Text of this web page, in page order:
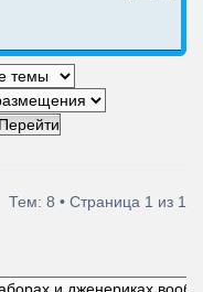
Тем: 8 • Страница 1 из 1